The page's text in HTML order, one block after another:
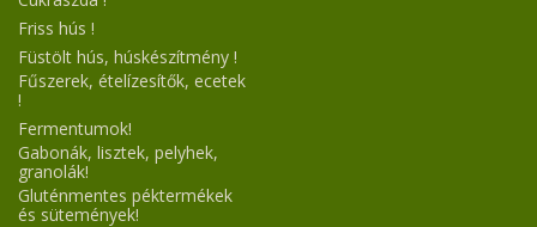
Friss hús !
Füstölt hús, húskészítmény !
Fűszerek, ételízesítők, ecetek
!
Fermentumok!
Gabonák, lisztek, pelyhek,
granolák!
Gluténmentes péktermékek
és sütemények!